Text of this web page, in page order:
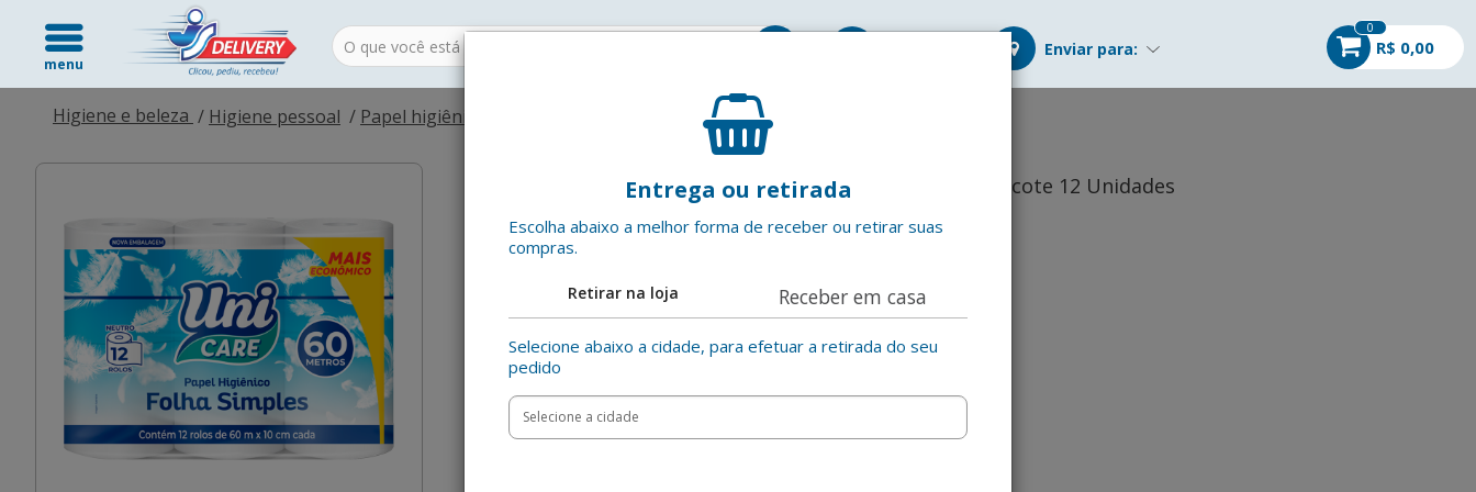
menu
Enviar para:
0
R$ 0,00
Entrega ou retirada
Escolha abaixo a melhor forma de receber ou retirar suas
compras.
Retirar na loja Receber em casa
Selecione abaixo a cidade, para efetuar a retirada do seu
pedido
Higiene e beleza Higiene pessoal Papel higiênico
Papel Higiênico Folha Simples Neutro Uni Care 60m Pacote 12 Unidades
Add
to
cart
Product
ActionsAdicionar